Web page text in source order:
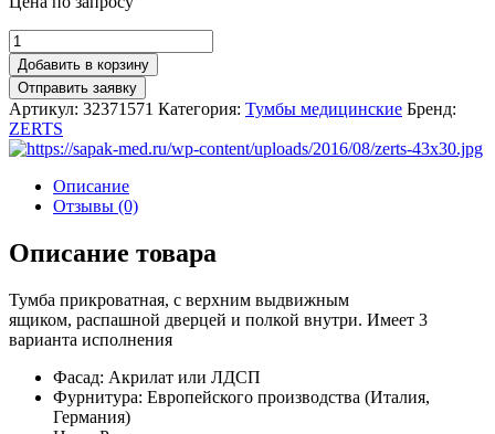
Добавить в корзину
Артикул: 32371571 Категория: Тумбы медицинские Бренд:
ZERTS
Описание
Отзывы (0)
Описание товара
Тумба прикроватная, с верхним выдвижным
ящиком, распашной дверцей и полкой внутри. Имеет 3
варианта исполнения
Фасад: Акрилат или ЛДСП
Фурнитура: Европейского производства (Италия,
Германия)